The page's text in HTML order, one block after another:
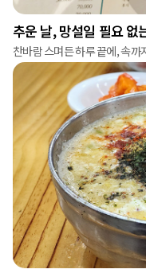
추운 날, 망설일 필요 없
찬바람 스며든 하루 끝에, 속